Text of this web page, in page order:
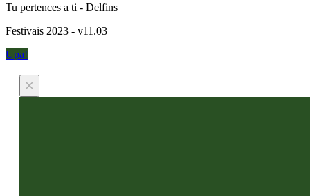
Tu pertences a ti - Delfins
Festivais 2023 - v11.03
Upa!
×